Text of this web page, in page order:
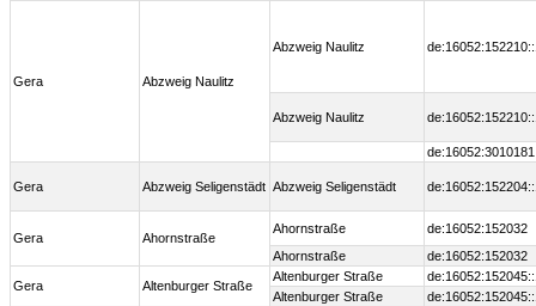
Gera Abzweig Naulitz
Abzweig Naulitz
Abzweig Naulitz
de:16052:3010181
Gera Abzweig Seligenstädt Abzweig Seligenstädt
Gera Ahornstraße
Ahornstraße
de:16052:152032
Ahornstraße
de:16052:152032
Gera Altenburger Straße
Altenburger Straße
Altenburger Straße